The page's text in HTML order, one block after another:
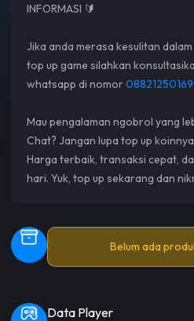
INFORMASI 🔰
Jika anda merasa kesulitan
top up game silahkan
whatsapp di nomor
Mau pengalaman ngobrol yang
Chat? Jangan lupa top up
Harga terbaik, transaksi cepat,
hari. Yuk, top up sekarang dan
Belum ada
Data Player